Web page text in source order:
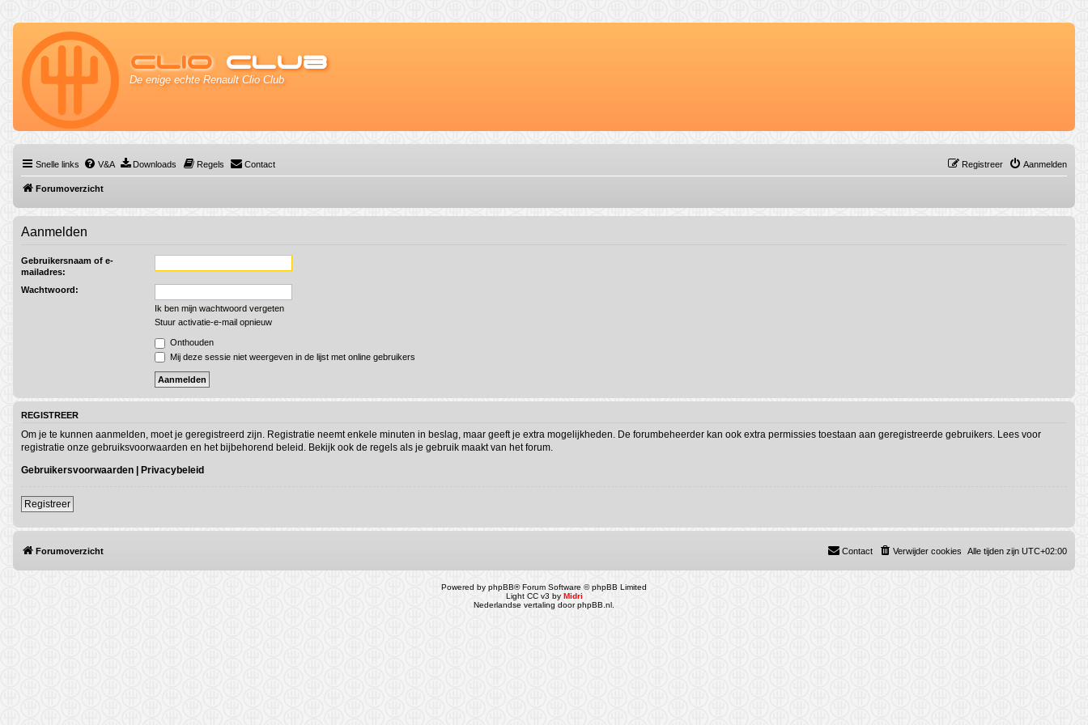
Clio Club
De enige echte Renault Clio Club
Snelle links V&A Downloads Regels Contact Aanmelden
Registreer
Forumoverzicht
Aanmelden
Gebruikersnaam of e-
mailadres:
Wachtwoord:
Ik ben mijn wachtwoord vergeten
Stuur activatie-e-mail opnieuw
Onthouden
Mij deze sessie niet weergeven in de lijst met online gebruikers
REGISTREER
Om je te kunnen aanmelden, moet je geregistreerd zijn. Registratie neemt enkele minuten in beslag, maar geeft je extra mogelijkheden. De forumbeheerder kan ook extra permissies toestaan aan geregistreerde gebruikers. Lees voor
registratie onze gebruiksvoorwaarden en het bijbehorend beleid. Bekijk ook de regels als je gebruik maakt van het forum.
Gebruikersvoorwaarden | Privacybeleid
Registreer
Forumoverzicht Alle tijden zijn UTC+02:00
Verwijder cookies
Contact
Powered by phpBB® Forum Software © phpBB Limited
Light CC v3 by Midri
Nederlandse vertaling doorphpBB.nl